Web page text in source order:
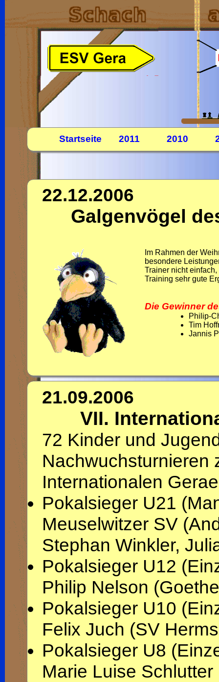
Startseite 2011 2010
22.12.2006
Galgenvögel
Im Rahmen der
besondere
Trainer nicht
Training sehr gute
Die Gewinner
Philip-
Tim
Jannis
21.09.2006
VII.
72 Kinder und
Nachwuchsturnieren
Internationalen
Pokalsieger U21
Meuselwitzer SV
Stephan Winkler,
Pokalsieger U12
Philip Nelson
Pokalsieger U10
Felix Juch (SV
Pokalsieger U8
Marie Luise